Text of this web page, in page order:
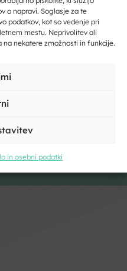
o napravi. Soglasje za te
podatkov, kot so vedenje pri
mestu. Neprivolitev ali
nekatere zmožnosti in funkcije.
in osebni podatki